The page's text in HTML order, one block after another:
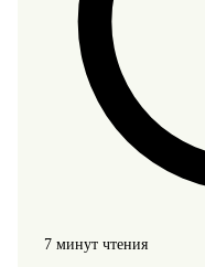
7 минут чтения